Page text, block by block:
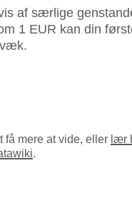
af særlige
1 EUR kan din
få mere at vide, eller lær
.